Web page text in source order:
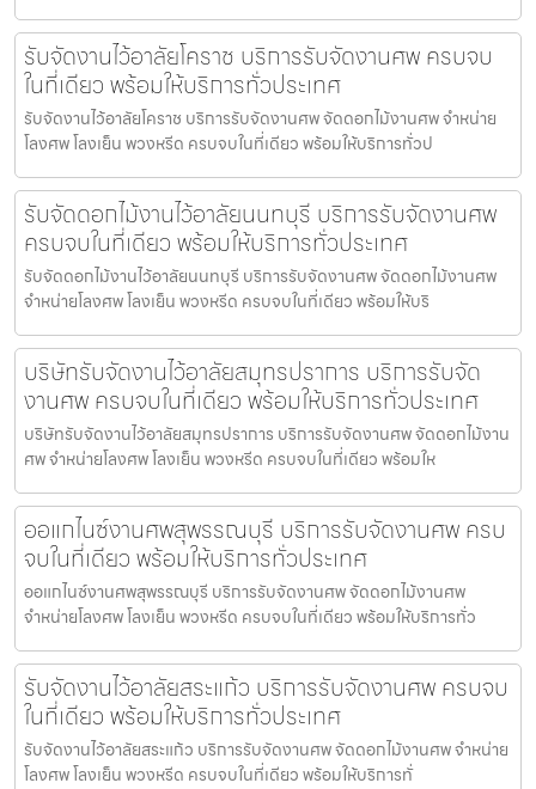
รับจัดงานไว้อาลัยโคราช บริการรับจัดงานศพ ครบจบ
ในที่เดียว พร้อมให้บริการทั่วประเทศ
รับจัดงานไว้อาลัยโคราช บริการรับจัดงานศพ จัดดอกไม้งานศพ จำหน่าย
โลงศพ โลงเย็น พวงหรีด ครบจบในที่เดียว พร้อมให้บริการทั่วป
รับจัดดอกไม้งานไว้อาลัยนนทบุรี บริการรับจัดงานศพ
ครบจบในที่เดียว พร้อมให้บริการทั่วประเทศ
รับจัดดอกไม้งานไว้อาลัยนนทบุรี บริการรับจัดงานศพ จัดดอกไม้งานศพ
จำหน่ายโลงศพ โลงเย็น พวงหรีด ครบจบในที่เดียว พร้อมให้บริ
บริษัทรับจัดงานไว้อาลัยสมุทรปราการ บริการรับจัด
งานศพ ครบจบในที่เดียว พร้อมให้บริการทั่วประเทศ
บริษัทรับจัดงานไว้อาลัยสมุทรปราการ บริการรับจัดงานศพ จัดดอกไม้งาน
ศพ จำหน่ายโลงศพ โลงเย็น พวงหรีด ครบจบในที่เดียว พร้อมให
ออแกไนซ์งานศพสุพรรณบุรี บริการรับจัดงานศพ ครบ
จบในที่เดียว พร้อมให้บริการทั่วประเทศ
ออแกไนซ์งานศพสุพรรณบุรี บริการรับจัดงานศพ จัดดอกไม้งานศพ
จำหน่ายโลงศพ โลงเย็น พวงหรีด ครบจบในที่เดียว พร้อมให้บริการทั่ว
รับจัดงานไว้อาลัยสระแก้ว บริการรับจัดงานศพ ครบจบ
ในที่เดียว พร้อมให้บริการทั่วประเทศ
รับจัดงานไว้อาลัยสระแก้ว บริการรับจัดงานศพ จัดดอกไม้งานศพ จำหน่าย
โลงศพ โลงเย็น พวงหรีด ครบจบในที่เดียว พร้อมให้บริการทั่